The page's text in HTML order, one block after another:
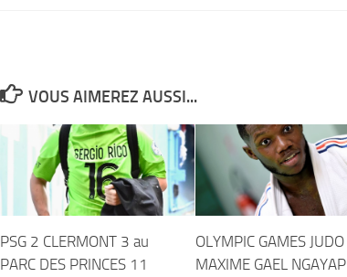
VOUS AIMEREZ AUSSI...
PSG 2 CLERMONT 3 au
PARC DES PRINCES 11
OLYMPIC GAMES JUDO
MAXIME GAEL NGAYAP